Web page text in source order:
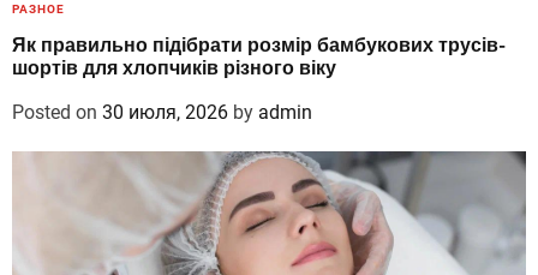
РАЗНОЕ
Як правильно підібрати розмір бамбукових трусів-
шортів для хлопчиків різного віку
Posted on 30 июля, 2026 by admin